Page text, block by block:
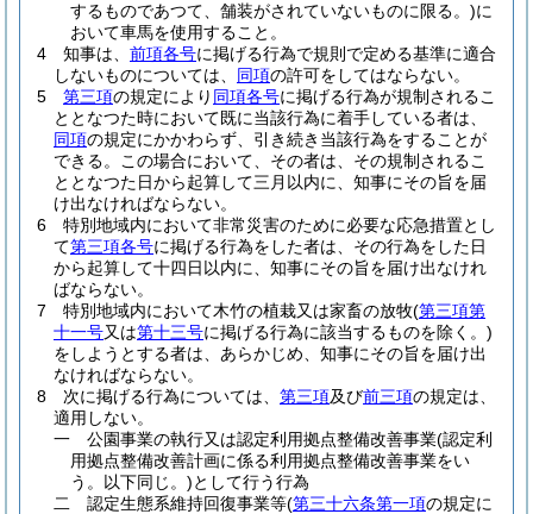
するものであつて、舗装がされていないものに限る。)に
おいて車馬を使用すること。
4
知事は、 前項各号に掲げる行為で規則で定める基準に適合
しないものについては、 同項の許可をしてはならない。
5
第三項の規定により 同項各号に掲げる行為が規制されるこ
ととなつた時において既に当該行為に着手している者は、
同項の規定にかかわらず、引き続き当該行為をすることが
できる。
この場合において、その者は、その規制されるこ
ととなつた日から起算して三月以内に、知事にその旨を届
け出なければならない。
6
特別地域内において非常災害のために必要な応急措置とし
て第三項各号に掲げる行為をした者は、その行為をした日
から起算して十四日以内に、知事にその旨を届け出なけれ
ばならない。
7
特別地域内において木竹の植栽又は家畜の放牧(第三項第
十一号又は第十三号に掲げる行為に該当するものを除く。)
をしようとする者は、あらかじめ、知事にその旨を届け出
なければならない。
8
次に掲げる行為については、 第三項及び前三項の規定は、
適用しない。
一
公園事業の執行又は認定利用拠点整備改善事業(認定利
用拠点整備改善計画に係る利用拠点整備改善事業をい
う。以下同じ。)として行う行為
二
認定生態系維持回復事業等(第三十六条第一項の規定に